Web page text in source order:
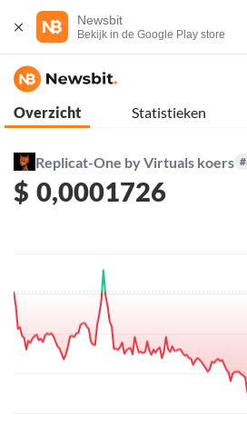
Newsbit
Bekijk in de Google Play store
Overzicht Statistieken
Replicat-One by Virtuals koers
$ 0,0001726